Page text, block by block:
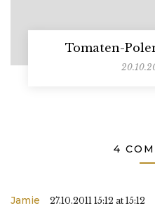
Tomaten-
4
Jamie 27.10.2011 15:12 at 15:12